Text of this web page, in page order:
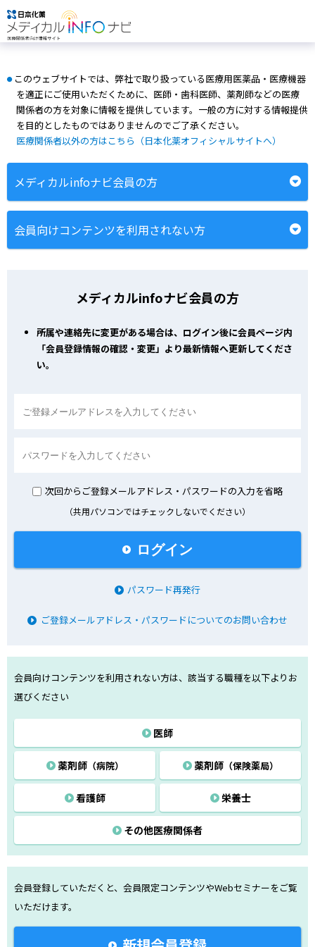
● このウェブサイトでは、弊社で取り扱っている医療用医薬品・医療機器
を適正にご使用いただくために、医師・歯科医師、薬剤師などの医療
関係者の方を対象に情報を提供しています。一般の方に対する情報提供
を目的としたものではありませんのでご了承ください。
医療関係者以外の方はこちら（日本化薬オフィシャルサイトへ）
メディカルinfoナビ会員の方
会員向けコンテンツを利用されない方
メディカルinfoナビ会員の方
所属や連絡先に変更がある場合は、ログイン後に会員ページ内
「会員登録情報の確認・変更」より最新情報へ更新してくださ
い。
次回からご登録メールアドレス・パスワードの入力を省略
（共用パソコンではチェックしないでください）
ログイン
パスワード再発行
ご登録メールアドレス・パスワードについてのお問い合わせ
会員向けコンテンツを利用されない方は、該当する職種を以下よりお
選びください
医師
薬剤師（病院） 薬剤師（保険薬局）
看護師 栄養士
その他医療関係者
会員登録していただくと、会員限定コンテンツやWebセミナーをご覧
いただけます。